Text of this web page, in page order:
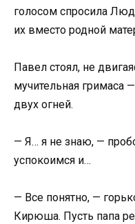
голосом спросила
их вместо родной
Павел стоял, не
мучительная гримаса
двух огней.
— Я… я не знаю, —
успокоимся и…
— Все понятно, —
Кирюша. Пусть папа